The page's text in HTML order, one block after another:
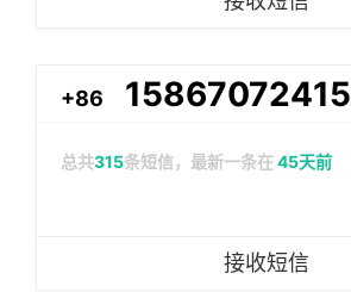
+86 15867072415
总共315条短信，最新一条在45天前
接收短信